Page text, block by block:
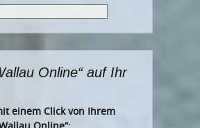
Online“ auf Ihr
einem Click von Ihrem
Online“: